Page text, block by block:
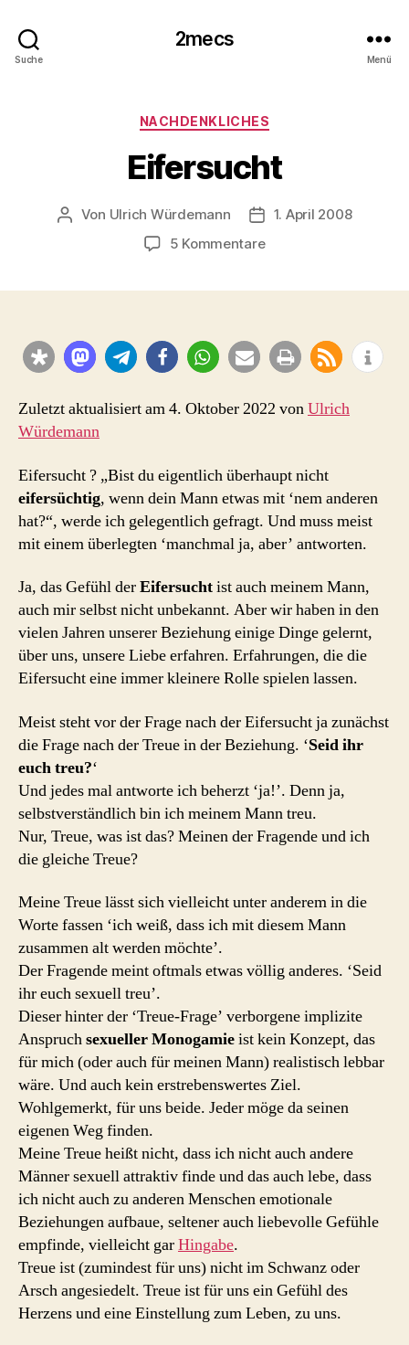
Suche
2mecs
Menü
Kategorien
NACHDENKLICHES
Eifersucht
Beitragsautor
Von Ulrich Würdemann Beitragsdatum
1. April 2008
5 Kommentarezu
Zuletzt aktualisiert am 4. Oktober 2022 vonUlrich
Würdemann
Eifersucht ? „Bist du eigentlich überhaupt nicht
eifersüchtig, wenn dein Mann etwas mit ‘nem anderen
hat?“, werde ich gelegentlich gefragt. Und muss meist
mit einem überlegten ‘manchmal ja, aber’ antworten.
Ja, das Gefühl derEifersuchtist auch meinem Mann,
auch mir selbst nicht unbekannt. Aber wir haben in den
vielen Jahren unserer Beziehung einige Dinge gelernt,
über uns, unsere Liebe erfahren. Erfahrungen, die die
Eifersucht eine immer kleinere Rolle spielen lassen.
Meist steht vor der Frage nach der Eifersucht ja zunächst
die Frage nach der Treue in der Beziehung. ‘Seid ihr
euch treu?‘
Und jedes mal antworte ich beherzt ‘ja!’. Denn ja,
selbstverständlich bin ich meinem Mann treu.
Nur, Treue, was ist das? Meinen der Fragende und ich
die gleiche Treue?
Meine Treue lässt sich vielleicht unter anderem in die
Worte fassen ‘ich weiß, dass ich mit diesem Mann
zusammen alt werden möchte’.
Der Fragende meint oftmals etwas völlig anderes. ‘Seid
ihr euch sexuell treu’.
Dieser hinter der ‘Treue-Frage’ verborgene implizite
Anspruchsexueller Monogamieist kein Konzept, das
für mich (oder auch für meinen Mann) realistisch lebbar
wäre. Und auch kein erstrebenswertes Ziel.
Wohlgemerkt, für uns beide. Jeder möge da seinen
eigenen Weg finden.
Meine Treue heißt nicht, dass ich nicht auch andere
Männer sexuell attraktiv finde und das auch lebe, dass
ich nicht auch zu anderen Menschen emotionale
Beziehungen aufbaue, seltener auch liebevolle Gefühle
empfinde, vielleicht garHingabe.
Treue ist (zumindest für uns) nicht im Schwanz oder
Arsch angesiedelt. Treue ist für uns ein Gefühl des
Herzens und eine Einstellung zum Leben, zu uns.